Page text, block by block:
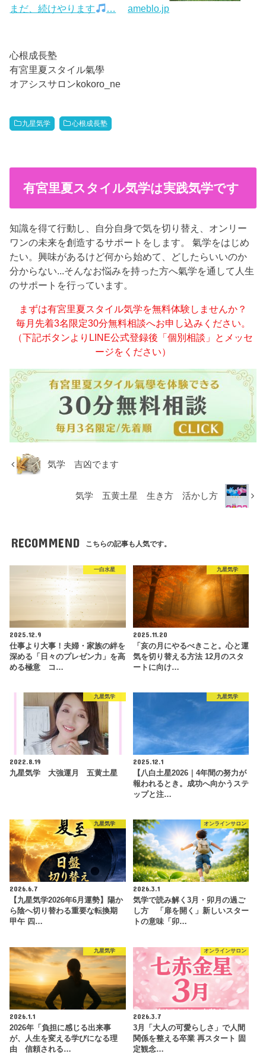
まだ、続けやります … ameblo.jp
心根成長塾
有宮里夏スタイル氣學
オアシスサロンkokoro_ne
九星気学 心根成長塾
有宮里夏スタイル気学は実践気学です
知識を得て行動し、自分自身で気を切り替え、オンリー
ワンの未来を創造するサポートをします。 氣学をはじめ
たい。興味があるけど何から始めて、どしたらいいのか
分からない...そんなお悩みを持った方へ氣学を通して人生
のサポートを行っています。
まずは有宮里夏スタイル気学を無料体験しませんか？
毎月先着3名限定30分無料相談へお申し込みください。
（下記ボタンよりLINE公式登録後「個別相談」とメッセ
ージをください）
気学 吉凶でます
気学 五黄土星 生き方 活かし方
RECOMMEND こちらの記事も人気です。
一白水星
2025.12.9
仕事より大事！夫婦・家族の絆を
深める「日々のプレゼン力」を高
める極意 コ…
九星気学
2025.11.20
「亥の月にやるべきこと。心と運
気を切り替える方法 12月のスタ
ートに向け…
九星気学
2022.8.19
九星気学 大強運月 五黄土星
九星気学
2025.12.1
【八白土星2026｜4年間の努力が
報われるとき。成功へ向かうステ
ップと注…
九星気学
2026.6.7
【九星気学2026年6月運勢】陽か
ら陰へ切り替わる重要な転換期
甲午 四…
オンラインサロン
2026.3.1
気学で読み解く3月・卯月の過ご
し方 「扉を開く」新しいスター
トの意味「卯…
九星気学
2026.1.1
2026年「負担に感じる出来事
が、人生を変える学びになる理
由 信頼される…
オンラインサロン
2026.3.7
3月「大人の可愛らしさ」で人間
関係を整える卒業 再スタート 固
定観念…